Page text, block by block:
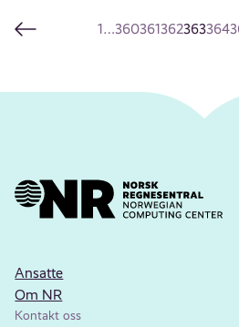
1…360361362363364
Ansatte
Om NR
Kontakt oss